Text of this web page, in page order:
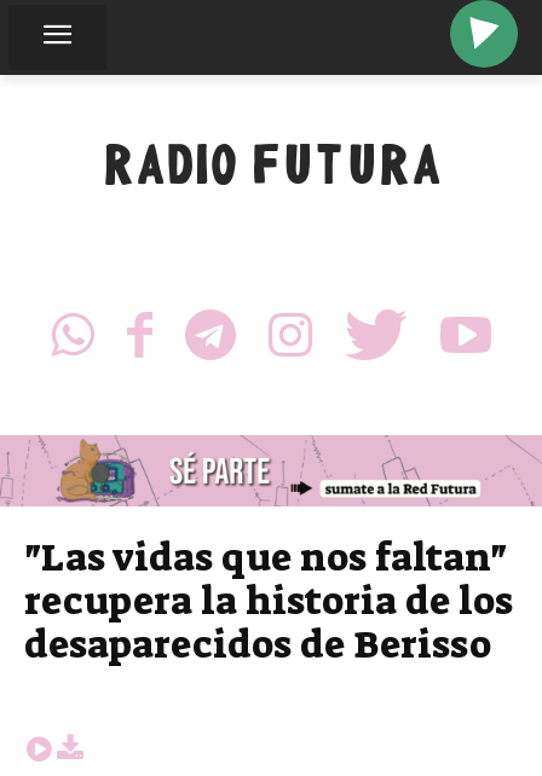
RADIO FUTURA
"Las vidas que nos faltan"
recupera la historia de los
desaparecidos de Berisso